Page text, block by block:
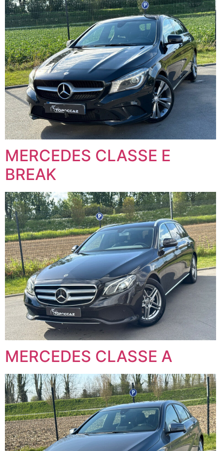
MERCEDES CLASSE E
BREAK
MERCEDES CLASSE A